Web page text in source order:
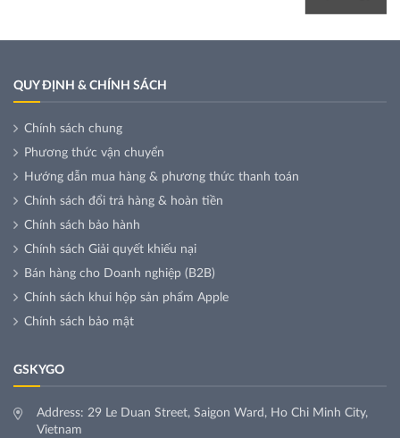
QUY ĐỊNH & CHÍNH SÁCH
Chính sách chung
Phương thức vận chuyển
Hướng dẫn mua hàng & phương thức thanh toán
Chính sách đổi trả hàng & hoàn tiền
Chính sách bảo hành
Chính sách Giải quyết khiếu nại
Bán hàng cho Doanh nghiệp (B2B)
Chính sách khui hộp sản phẩm Apple
Chính sách bảo mật
GSKYGO
Address: 29 Le Duan Street, Saigon Ward, Ho Chi Minh City,
Vietnam